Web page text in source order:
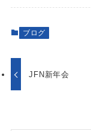
ブログ
JFN新年会